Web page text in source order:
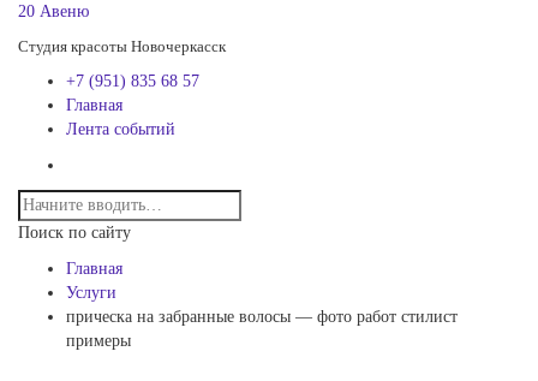
20 Авеню
Студия красоты Новочеркасск
+7 (951) 835 68 57
Главная
Лента событий
Поиск по сайту
Главная
Услуги
прическа на забранные волосы — фото работ стилист
примеры